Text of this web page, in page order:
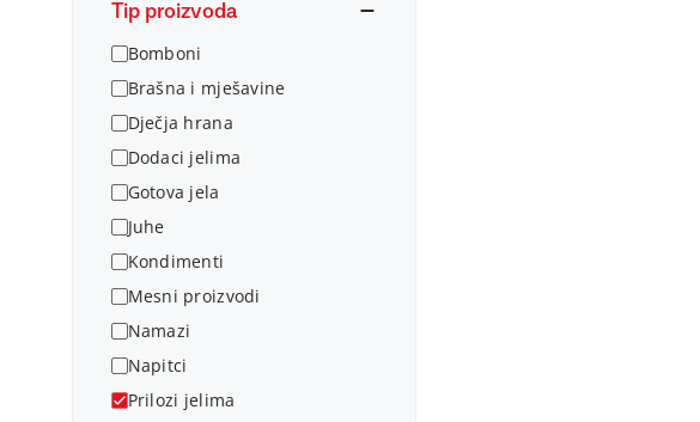
Tip proizvoda
Bomboni
Brašna i mješavine
Dječja hrana
Dodaci jelima
Gotova jela
Juhe
Kondimenti
Mesni proizvodi
Namazi
Napitci
Prilozi jelima